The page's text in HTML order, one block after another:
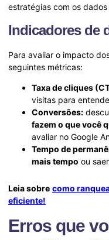
estratégias com os
Indicadores de
Para avaliar o impacto
seguintes métricas:
Taxa de cliques
visitas para
Conversões:
fazem o que você
avaliar no Google
Tempo de
mais tempo ou
Leia sobre como
eficiente!
Erros que